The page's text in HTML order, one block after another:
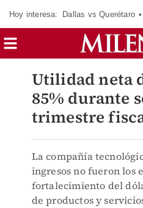
Hoy interesa: Dallas vs Querétaro
Utilidad neta
85% durante
trimestre
La compañía
ingresos no fueron los
fortalecimiento del
de productos y